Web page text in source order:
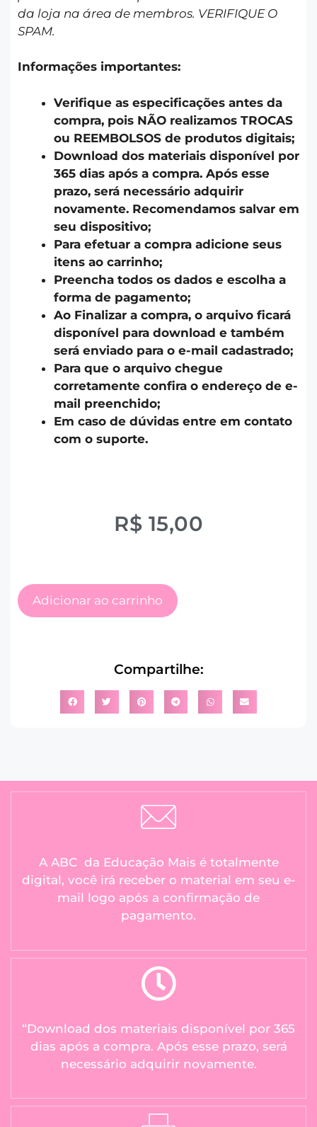
da loja na área de membros. VERIFIQUE O
SPAM.
Informações importantes:
Verifique as especificações antes da
compra, pois NÃO realizamos TROCAS
ou REEMBOLSOS de produtos digitais;
Download dos materiais disponível por
365 dias após a compra. Após esse
prazo, será necessário adquirir
novamente. Recomendamos salvar em
seu dispositivo;
Para efetuar a compra adicione seus
itens ao carrinho;
Preencha todos os dados e escolha a
forma de pagamento;
Ao Finalizar a compra, o arquivo ficará
disponível para download e também
será enviado para o e-mail cadastrado;
Para que o arquivo chegue
corretamente confira o endereço de e-
mail preenchido;
Em caso de dúvidas entre em contato
com o suporte.
R$ 15,00
Adicionar ao carrinho
Compartilhe:
A ABC da Educação Mais é totalmente
digital, você irá receber o material em seu e-
mail logo após a confirmação de
pagamento.
“Download dos materiais disponível por 365
dias após a compra. Após esse prazo, será
necessário adquirir novamente.